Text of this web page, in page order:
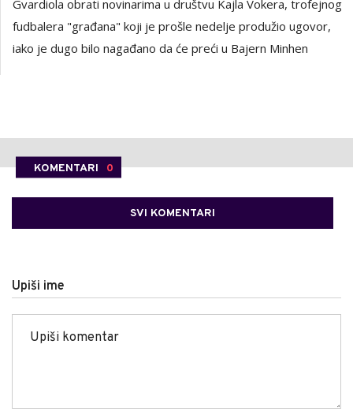
Gvardiola obrati novinarima u društvu Kajla Vokera, trofejnog
fudbalera "građana" koji je prošle nedelje produžio ugovor,
iako je dugo bilo nagađano da će preći u Bajern Minhen
KOMENTARI 0
SVI KOMENTARI
Upiši ime